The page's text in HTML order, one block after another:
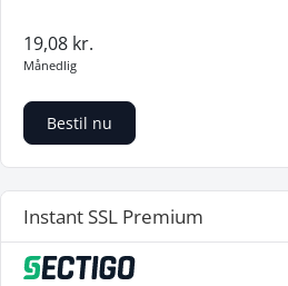
19,08 kr.
Månedlig
Bestil nu
Instant SSL Premium